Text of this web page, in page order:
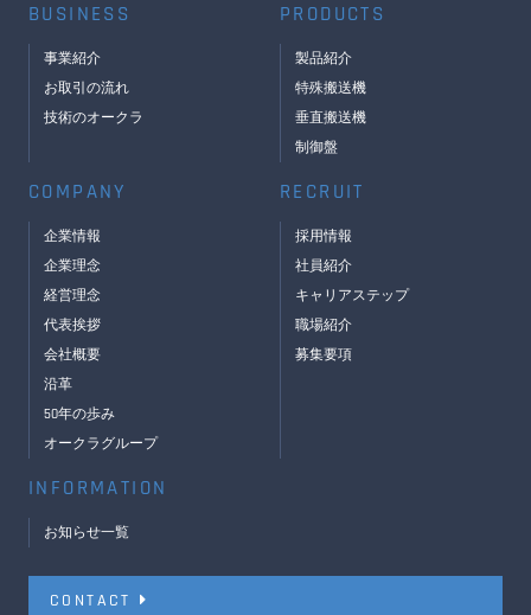
BUSINESS PRODUCTS
事業紹介
製品紹介
お取引の流れ
特殊搬送機
技術のオークラ
垂直搬送機
制御盤
COMPANY RECRUIT
企業情報
採用情報
企業理念
社員紹介
経営理念
キャリアステップ
代表挨拶
職場紹介
会社概要
募集要項
沿革
50年の歩み
オークラグループ
INFORMATION
お知らせ一覧
CONTACT